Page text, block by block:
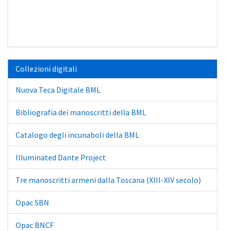
Collezioni digitali
Nuova Teca Digitale BML
Bibliografia dei manoscritti della BML
Catalogo degli incunaboli della BML
Illuminated Dante Project
Tre manoscritti armeni dalla Toscana (XIII-XIV secolo)
Opac SBN
Opac BNCF